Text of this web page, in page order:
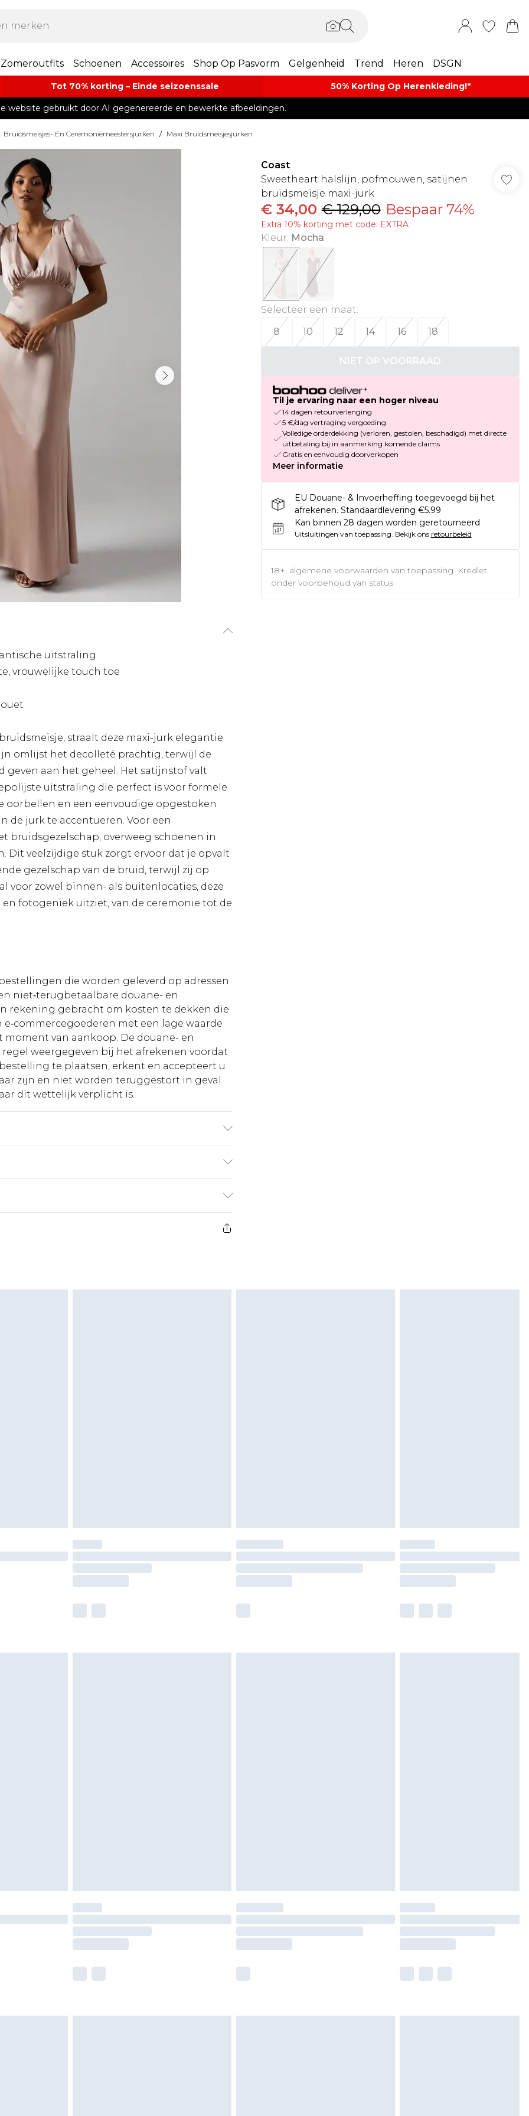
Zomeroutfits Schoenen Accessoires Shop Op Pasvorm Gelgenheid Trend Heren DSGN
Tot 70% korting – Einde seizoenssale 50% Korting Op Herenkleding​!*​
website gebruikt door AI gegenereerde en bewerkte afbeeldingen.
Bruidsmeisjes- En Ceremoniemeestersjurken / Maxi Bruidsmeisjesjurken
uitstraling
vrouwelijke touch toe
straalt deze maxi-jurk elegantie
omlijst het decolleté prachtig, terwijl de
geven aan het geheel. Het satijnstof valt
uitstraling die perfect is voor formele
oorbellen en een eenvoudige opgestoken
de jurk te accentueren. Voor een
bruidsgezelschap, overweeg schoenen in
Dit veelzijdige stuk zorgt ervoor dat je opvalt
gezelschap van de bruid, terwijl zij op
voor zowel binnen- als buitenlocaties, deze
fotogeniek uitziet, van de ceremonie tot de
die worden geleverd op adressen
niet‑terugbetaalbare douane- en
rekening gebracht om kosten te dekken die
met een lage waarde
van aankoop. De douane- en
weergegeven bij het afrekenen voordat
te plaatsen, erkent en accepteert u
zijn en niet worden teruggestort in geval
dit wettelijk verplicht is.
maat 10, ca. lengte 5'7- 5'9.
€5.99
€14.99
Coast
Sweetheart halslijn, pofmouwen, satijnen
bruidsmeisje maxi-jurk
€ 34,00 € 129,00 Bespaar 74%
Extra 10% korting met code: EXTRA
Kleur: Mocha
Selecteer een maat:
8
10 12 14 16 18
NIET OP VOORRAAD
Til je ervaring naar een hoger niveau
14 dagen retourverlenging
5 €/dag vertraging vergoeding
Volledige orderdekking (verloren, gestolen, beschadigd) met directe
uitbetaling bij in aanmerking komende claims
Gratis en eenvoudig doorverkopen
Meer informatie
EU Douane- & Invoerheffing toegevoegd bij het
afrekenen. Standaardlevering €5.99
Kan binnen 28 dagen worden geretourneerd
Uitsluitingen van toepassing. Bekijk ons retourbeleid
18+, algemene voorwaarden van toepassing. Krediet
onder voorbehoud van status